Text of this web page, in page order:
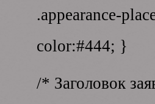
.appearance-
color:#444; }
/* Заголовок